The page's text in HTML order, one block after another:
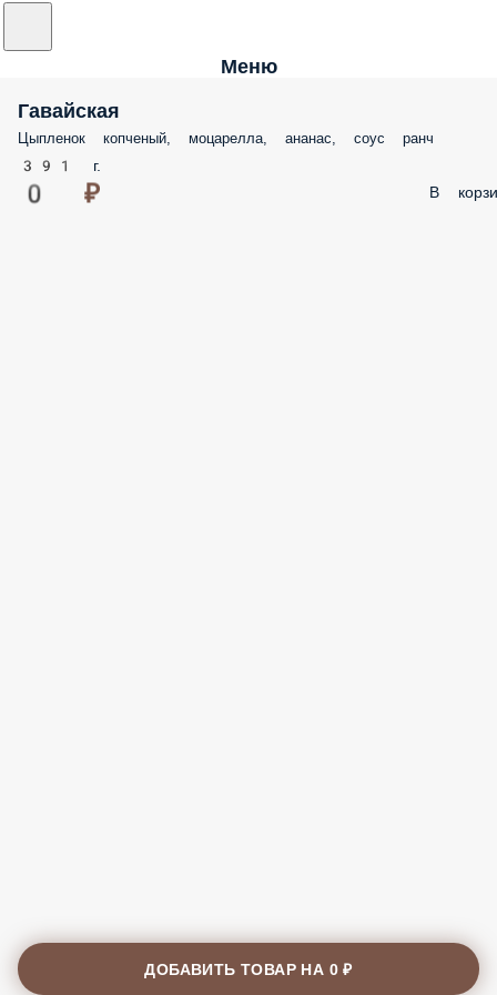
Меню
Гавайская
Цыпленок копченый, моцарелла, ананас, соус ранч
391 г.
0 ₽ В
ДОБАВИТЬ ТОВАР НА 0 ₽